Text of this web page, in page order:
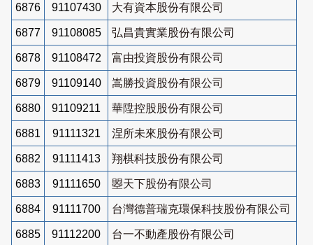
6876 91107430 大有資本股份有限公司
6877 91108085 弘昌貴實業股份有限公司
6878 91108472 富由投資股份有限公司
6879 91109140 嵩勝投資股份有限公司
6880 91109211 華陞控股股份有限公司
6881 91111321 涅所未來股份有限公司
6882 91111413 翔棋科技股份有限公司
6883 91111650 曌天下股份有限公司
6884 91111700 台灣德普瑞克環保科技股份有限公司
6885 91112200 台一不動產股份有限公司